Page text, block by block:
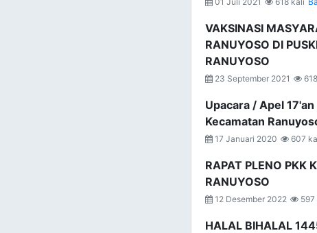
VAKSINASI
RANUYOSO DI
RANUYOSO
23 September 2021
Upacara / Apel
Kecamatan
17 Januari 2020 607
RAPAT PLENO PKK
RANUYOSO
12 Desember 2022 597
HALAL BIHALAL